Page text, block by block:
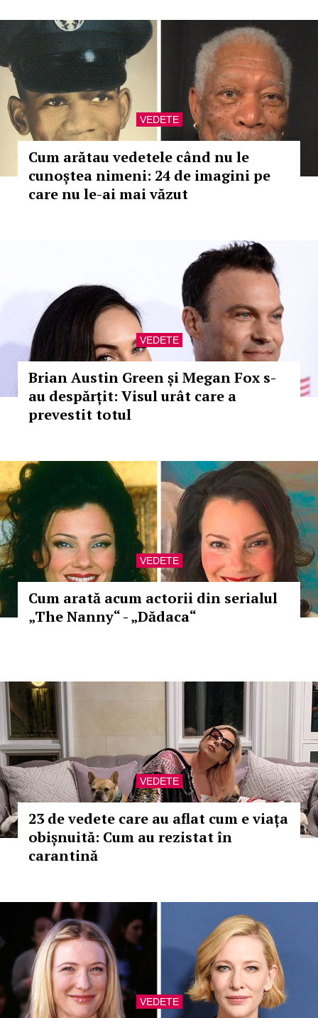
VEDETE
Cum arătau vedetele când nu le
cunoștea nimeni: 24 de imagini pe
care nu le-ai mai văzut
VEDETE
Brian Austin Green și Megan Fox s-
au despărțit: Visul urât care a
prevestit totul
VEDETE
Cum arată acum actorii din serialul
„The Nanny“ - „Dădaca“
VEDETE
23 de vedete care au aflat cum e viața
obișnuită: Cum au rezistat în
carantină
VEDETE